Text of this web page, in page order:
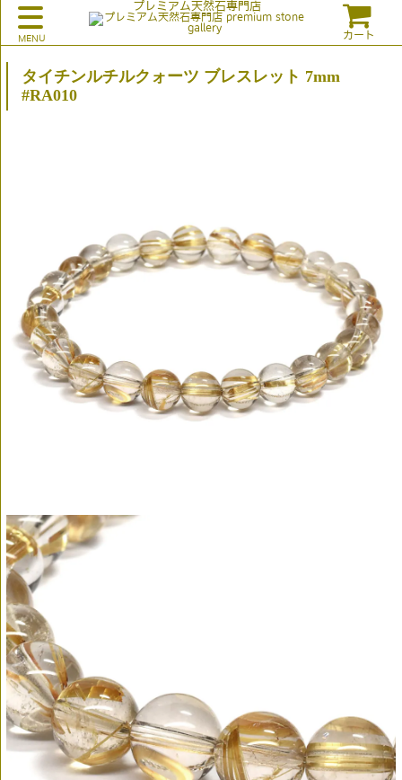
プレミアム天然石専門店
カート
タイチンルチルクォーツ ブレスレット 7mm
#RA010